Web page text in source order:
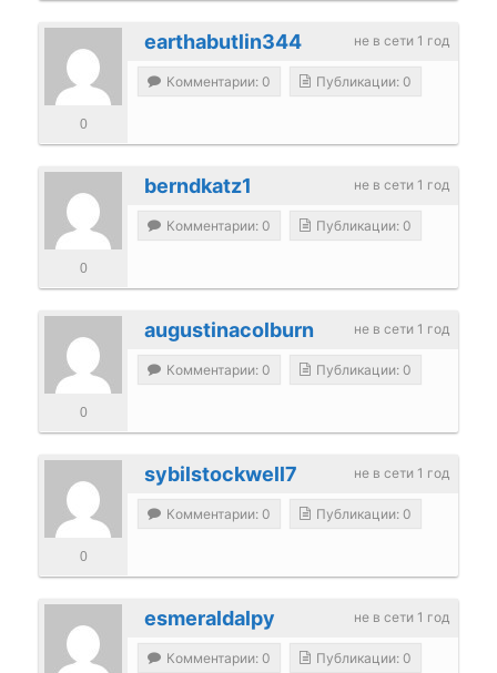
не в сети 1 год
earthabutlin344
0
Комментарии: 0 Публикации: 0
не в сети 1 год
berndkatz1
0
Комментарии: 0 Публикации: 0
не в сети 1 год
augustinacolburn
0
Комментарии: 0 Публикации: 0
не в сети 1 год
sybilstockwell7
0
Комментарии: 0 Публикации: 0
не в сети 1 год
esmeraldalpy
Комментарии: 0 Публикации: 0